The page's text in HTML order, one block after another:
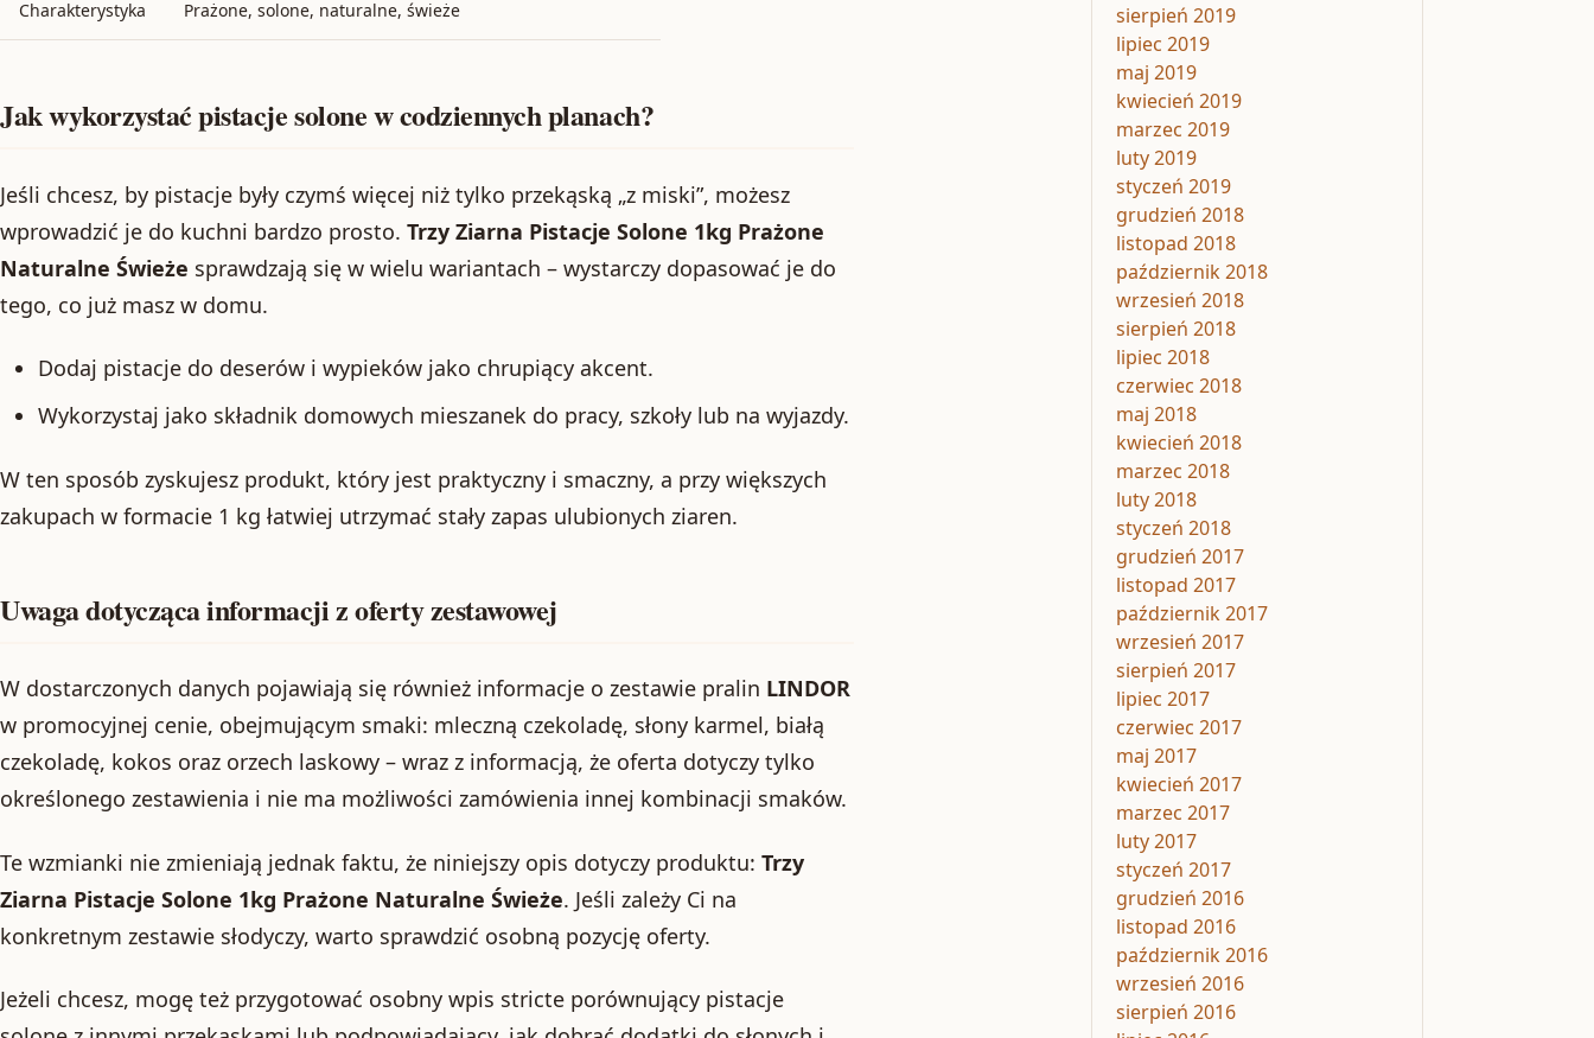
Charakterystyka Prażone, solone, naturalne, świeże
Jak wykorzystać pistacje solone w codziennych planach?
Jeśli chcesz, by pistacje były czymś więcej niż tylko przekąską „z miski”, możesz
wprowadzić je do kuchni bardzo prosto. Trzy Ziarna Pistacje Solone 1kg Prażone
Naturalne Świeże sprawdzają się w wielu wariantach – wystarczy dopasować je do
tego, co już masz w domu.
Dodaj pistacje do deserów i wypieków jako chrupiący akcent.
Wykorzystaj jako składnik domowych mieszanek do pracy, szkoły lub na wyjazdy.
W ten sposób zyskujesz produkt, który jest praktyczny i smaczny, a przy większych
zakupach w formacie 1 kg łatwiej utrzymać stały zapas ulubionych ziaren.
Uwaga dotycząca informacji z oferty zestawowej
W dostarczonych danych pojawiają się również informacje o zestawie pralin LINDOR
w promocyjnej cenie, obejmującym smaki: mleczną czekoladę, słony karmel, białą
czekoladę, kokos oraz orzech laskowy – wraz z informacją, że oferta dotyczy tylko
określonego zestawienia i nie ma możliwości zamówienia innej kombinacji smaków.
Te wzmianki nie zmieniają jednak faktu, że niniejszy opis dotyczy produktu: Trzy
Ziarna Pistacje Solone 1kg Prażone Naturalne Świeże. Jeśli zależy Ci na
konkretnym zestawie słodyczy, warto sprawdzić osobną pozycję oferty.
Jeżeli chcesz, mogę też przygotować osobny wpis stricte porównujący pistacje
sierpień 2019
lipiec 2019
maj 2019
kwiecień 2019
marzec 2019
luty 2019
styczeń 2019
grudzień 2018
listopad 2018
październik 2018
wrzesień 2018
sierpień 2018
lipiec 2018
czerwiec 2018
maj 2018
kwiecień 2018
marzec 2018
luty 2018
styczeń 2018
grudzień 2017
listopad 2017
październik 2017
wrzesień 2017
sierpień 2017
lipiec 2017
czerwiec 2017
maj 2017
kwiecień 2017
marzec 2017
luty 2017
styczeń 2017
grudzień 2016
listopad 2016
październik 2016
wrzesień 2016
sierpień 2016